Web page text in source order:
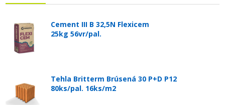
Cement III B 32,5N Flexicem
25kg 56vr/pal.
Tehla Britterm Brúsená 30 P+D P12
80ks/pal. 16ks/m2